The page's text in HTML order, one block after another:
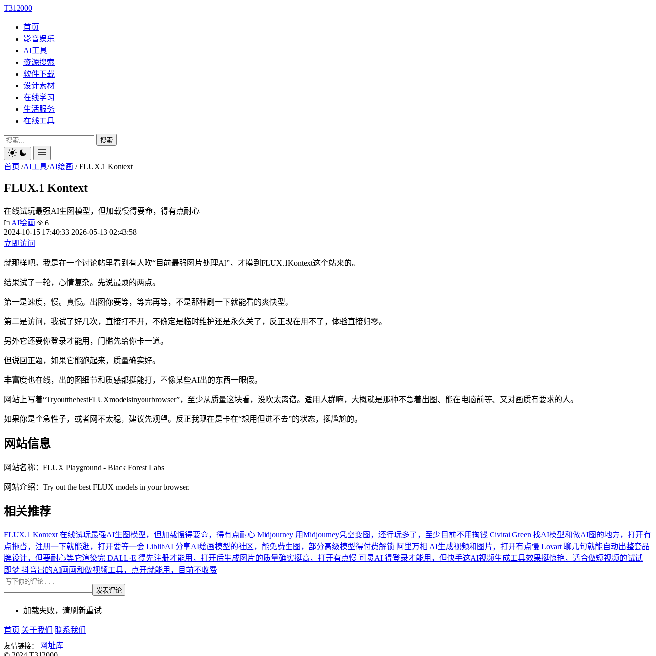
T312000
首页
影音娱乐
AI工具
资源搜索
软件下载
设计素材
在线学习
生活服务
在线工具
搜索
首页 /AI工具/AI绘画 / FLUX.1 Kontext
FLUX.1 Kontext
在线试玩最强AI生图模型，但加载慢得要命，得有点耐心
AI绘画
6
2024-10-15 17:40:33 2026-05-13 02:43:58
立即访问
就那样吧。我是在一个讨论帖里看到有人吹“目前最强图片处理AI”，才摸到FLUX.1Kontext这个站来的。
结果试了一轮，心情复杂。先说最烦的两点。
第一是速度，慢。真慢。出图你要等，等完再等，不是那种刷一下就能看的爽快型。
第二是访问，我试了好几次，直接打不开，不确定是临时维护还是永久关了，反正现在用不了，体验直接归零。
另外它还要你登录才能用，门槛先给你卡一道。
但说回正题，如果它能跑起来，质量确实好。
丰富度也在线，出的图细节和质感都挺能打，不像某些AI出的东西一眼假。
网站上写着“TryoutthebestFLUXmodelsinyourbrowser”，至少从质量这块看，没吹太离谱。适用人群嘛，大概就是那种不急着出图、能在电脑前等、又对画质有要求的人。
如果你是个急性子，或者网不太稳，建议先观望。反正我现在是卡在“想用但进不去”的状态，挺尴尬的。
网站信息
网站名称： FLUX Playground - Black Forest Labs
网站介绍： Try out the best FLUX models in your browser.
相关推荐
FLUX.1 Kontext 在线试玩最强AI生图模型，但加载慢得要命，得有点耐心 Midjourney 用Midjourney凭空变图，还行玩多了，至少目前不用掏钱 Civitai Green 找AI模型和做AI图的地方，打开有
点拖沓，注册一下就能逛，打开要等一会 LiblibAI 分享AI绘画模型的社区，能免费生图，部分高级模型得付费解锁 阿里万相 AI生成视频和图片，打开有点慢 Lovart 聊几句就能自动出整套品
牌设计，但要耐心等它渲染完 DALL·E 得先注册才能用，打开后生成图片的质量确实挺高，打开有点慢 可灵AI 得登录才能用，但快手这AI视频生成工具效果挺惊艳，适合做短视频的试试
即梦 抖音出的AI画画和做视频工具，点开就能用，目前不收费
发表评论
加载失败，请刷新重试
首页 关于我们 联系我们
友情链接：
网址库